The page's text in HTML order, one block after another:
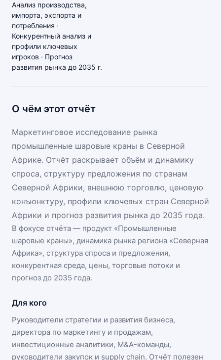
Анализ производства,
импорта, экспорта и
потребления ·
Конкурентный анализ и
профили ключевых
игроков · Прогноз
развития рынка до 2035 г.
О чём этот отчёт
Маркетинговое исследование рынка
промышленные шаровые краны в Северной
Африке. Отчёт раскрывает объём и динамику
спроса, структуру предложения по странам
Северной Африки, внешнюю торговлю, ценовую
конъюнктуру, профили ключевых стран Северной
Африки и прогноз развития рынка до 2035 года.
В фокусе отчёта — продукт «Промышленные
шаровые краны», динамика рынка региона «Северная
Африка», структура спроса и предложения,
конкурентная среда, цены, торговые потоки и
прогноз до 2035 года.
Для кого
Руководители стратегии и развития бизнеса,
директора по маркетингу и продажам,
инвестиционные аналитики, M&A-команды,
руководители закупок и supply chain. Отчёт полезен